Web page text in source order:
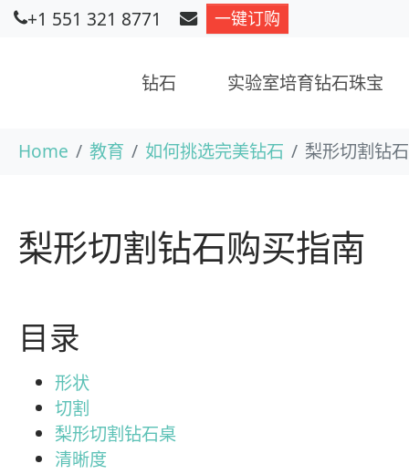
跳到主要内容
+1 551 321 8771 一键订购
钻石 实验室培育钻石珠宝
当前位置：
Home 教育 如何挑选完美钻石 梨形切割钻
梨形切割钻石购买指南
目录
形状
切割
梨形切割钻石桌
清晰度